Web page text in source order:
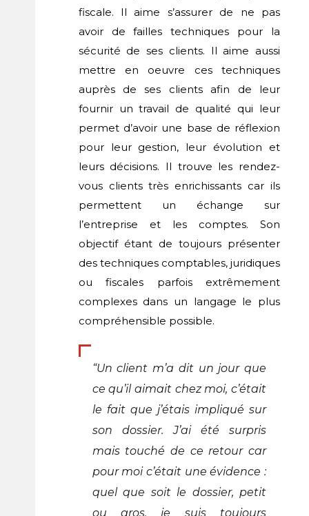
fiscale. Il aime s’assurer de ne pas
avoir de failles techniques pour la
sécurité de ses clients. Il aime aussi
mettre en oeuvre ces techniques
auprès de ses clients afin de leur
fournir un travail de qualité qui leur
permet d’avoir une base de réflexion
pour leur gestion, leur évolution et
leurs décisions. Il trouve les rendez-
vous clients très enrichissants car ils
permettent un échange sur
l’entreprise et les comptes. Son
objectif étant de toujours présenter
des techniques comptables, juridiques
ou fiscales parfois extrêmement
complexes dans un langage le plus
compréhensible possible.
“Un client m’a dit un jour que
ce qu’il aimait chez moi, c’était
le fait que j’étais impliqué sur
son dossier. J’ai été surpris
mais touché de ce retour car
pour moi c’était une évidence :
quel que soit le dossier, petit
ou gros, je suis toujours